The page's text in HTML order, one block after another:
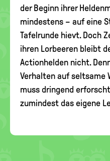
der Beginn ihrer
mindestens – auf eine
Tafelrunde hievt. Doch
ihren Lorbeeren bleibt
Actionhelden nicht.
Verhalten auf seltsame
muss dringend
zumindest das eigene